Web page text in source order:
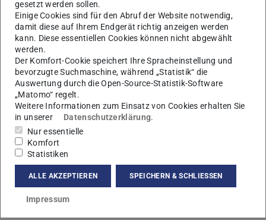
gesetzt werden sollen.
Einige Cookies sind für den Abruf der Website notwendig,
damit diese auf Ihrem Endgerät richtig anzeigen werden
kann. Diese essentiellen Cookies können nicht abgewählt
werden.
Der Komfort-Cookie speichert Ihre Spracheinstellung und
bevorzugte Suchmaschine, während „Statistik“ die
Auswertung durch die Open-Source-Statistik-Software
„Matomo“ regelt.
Weitere Informationen zum Einsatz von Cookies erhalten Sie
in unserer
Datenschutzerklärung.
Nur essentielle
Komfort
Statistiken
ALLE AKZEPTIEREN SPEICHERN & SCHLIESSEN
Impressum